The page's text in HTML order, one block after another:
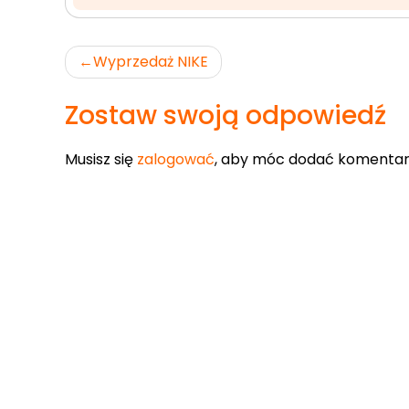
Nawigacja
wpisu
Wyprzedaż NIKE
Zostaw swoją odpowiedź
Musisz się zalogować, aby móc dodać